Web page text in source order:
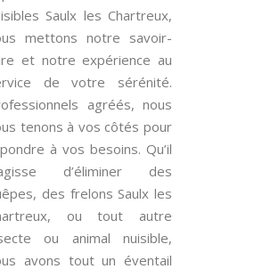
Saulx les Chartreux,
mettons notre savoir-
et notre expérience au
de votre sérénité.
agréés, nous
tenons à vos côtés pour
à vos besoins. Qu’il
d’éliminer des
des frelons Saulx les
ou tout autre
ou animal nuisible,
avons tout un éventail